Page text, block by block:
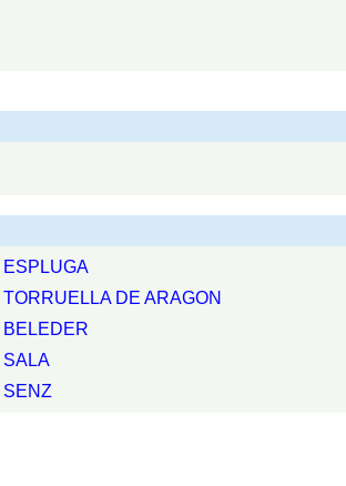
ESPLUGA
TORRUELLA DE ARAGON
BELEDER
SALA
SENZ